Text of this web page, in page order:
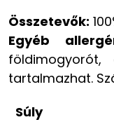
Összetevők:
Egyéb
földimogyorót,
tartalmazhat.
Súly